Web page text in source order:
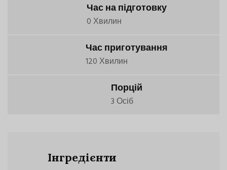
Час на підготовку
0 Хвилин
Час приготування
120 Хвилин
Порцій
3 Осіб
Інгредієнти